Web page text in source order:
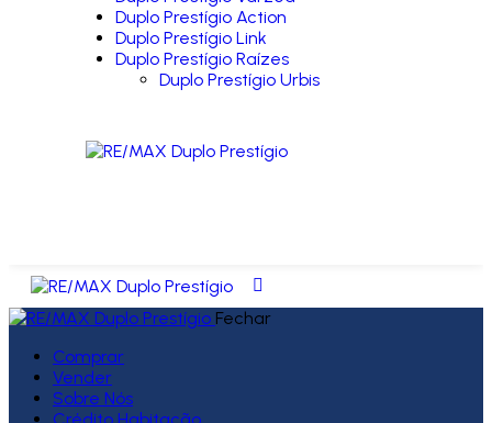
Duplo Prestígio Action
Duplo Prestígio Link
Duplo Prestígio Raízes
Duplo Prestígio Urbis
Fechar
Comprar
Vender
Sobre Nós